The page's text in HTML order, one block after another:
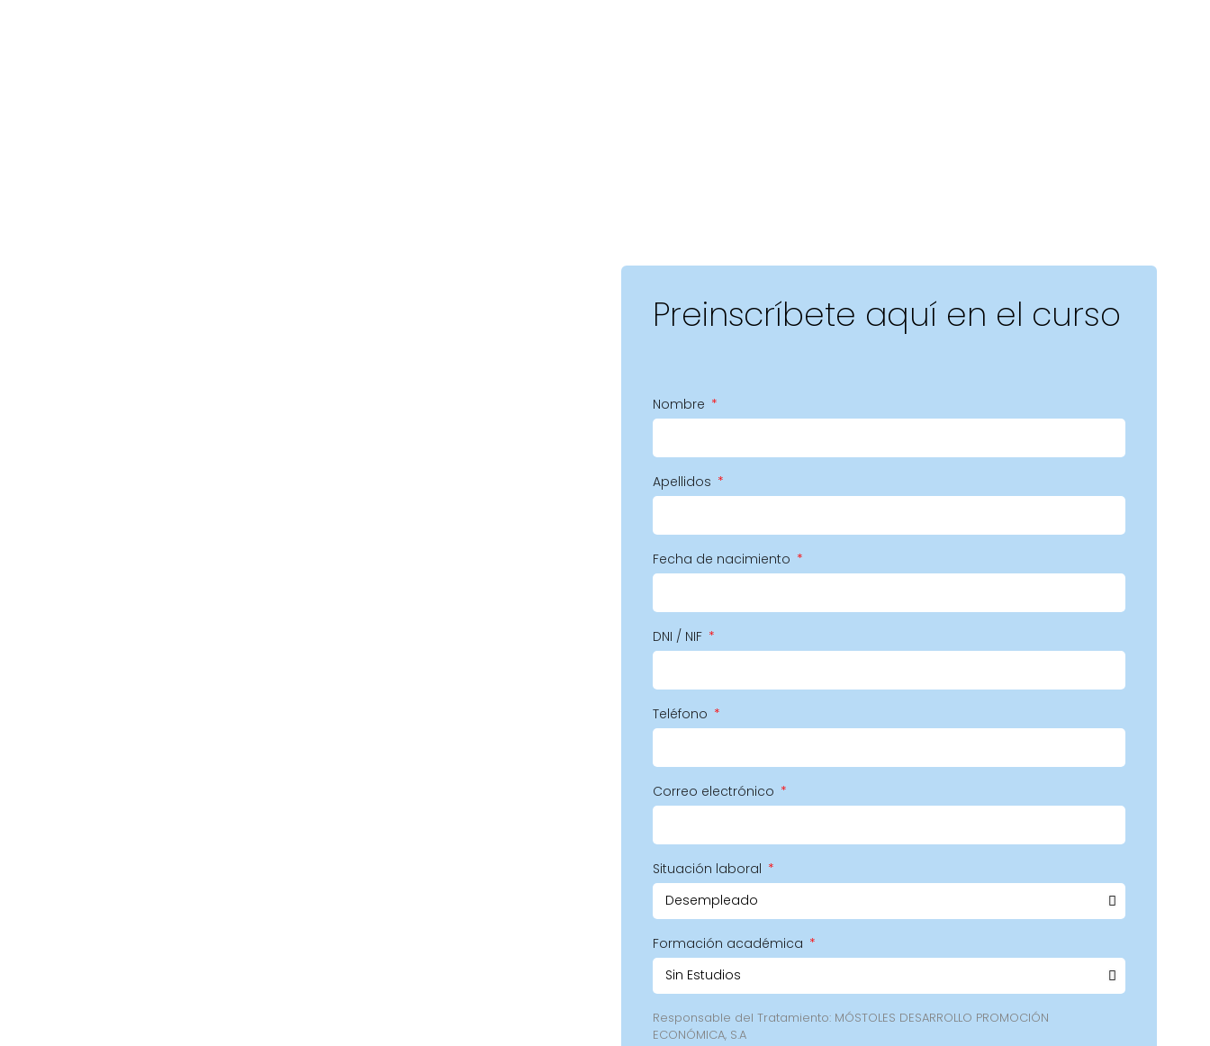
Preinscríbete aquí en el curso
Nombre
Apellidos
Fecha de nacimiento
DNI / NIF
Teléfono
Correo electrónico
Situación laboral
Formación académica
Responsable del Tratamiento: MÓSTOLES DESARROLLO PROMOCIÓN
ECONÓMICA, S.A